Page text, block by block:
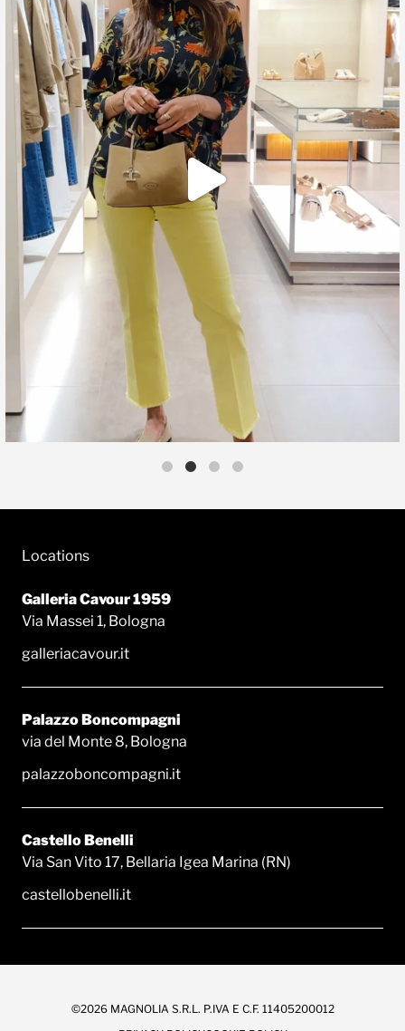
Locations
Galleria Cavour 1959
Via Massei 1, Bologna
galleriacavour.it
Palazzo Boncompagni
via del Monte 8, Bologna
palazzoboncompagni.it
Castello Benelli
Via San Vito 17, Bellaria Igea Marina (RN)
castellobenelli.it
©2026 MAGNOLIA S.R.L. P.IVA E C.F. 11405200012